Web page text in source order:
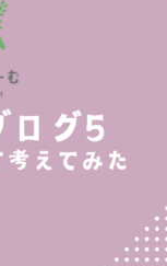
株
誌
め
酪